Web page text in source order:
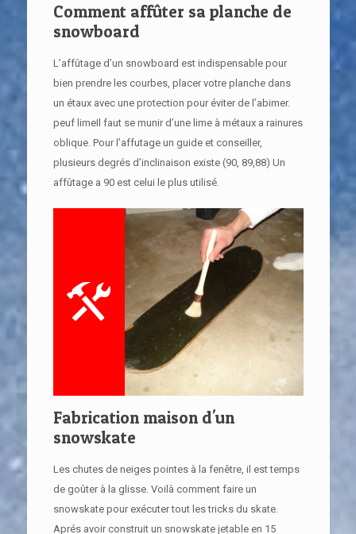
Comment affûter sa planche de
snowboard
L’affûtage d’un snowboard est indispensable pour
bien prendre les courbes, placer votre planche dans
un étaux avec une protection pour éviter de l’abimer.
peuf limeIl faut se munir d’une lime à métaux a rainures
oblique. Pour l’affutage un guide et conseiller,
plusieurs degrés d’inclinaison existe (90, 89,88) Un
affûtage a 90 est celui le plus utilisé.
Fabrication maison d'un
snowskate
Les chutes de neiges pointes à la fenêtre, il est temps
de goûter à la glisse. Voilà comment faire un
snowskate pour exécuter tout les tricks du skate.
Aprés avoir construit un snowskate jetable en 15